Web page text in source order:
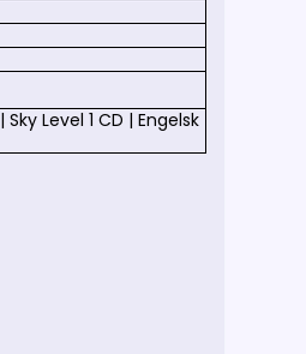
| Sky Level 1 CD | Engelsk